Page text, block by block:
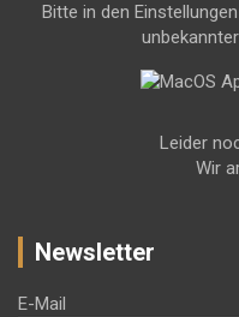
Bitte in den
Leider
Wir
Newsletter
E-Mail